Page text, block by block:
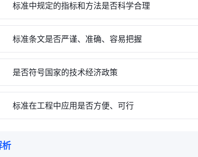
标准中规定的指标和方法是否科学合理
标准条文是否严谨、准确、容易把握
是否符号国家的技术经济政策
标准在工程中应用是否方便、可行
析